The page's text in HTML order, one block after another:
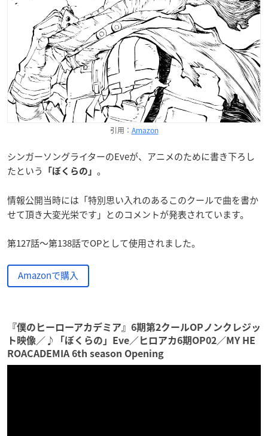
引用： Amazon
シンガーソングライターのEveが、アニメのために書き下ろし
たという
「ぼくらの」 。
情報公開当時には「特別思い入れのあるこのクールで曲を書か
せて頂き大変光栄です」とのコメントが発表されています。
第127話～第138話でOPとして使用されました。
Amazonで購入
『僕のヒーローアカデミア』6期第2クールOPノンクレジッ
ト映像／♪「ぼくらの」Eve／ヒロアカ6期OP02／MY HE
ROACADEMIA 6th season Opening